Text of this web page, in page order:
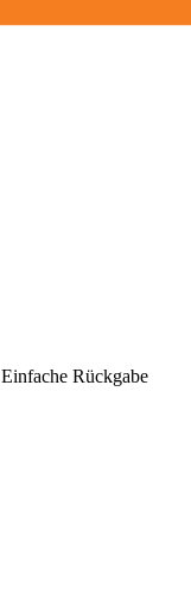
Einfache Rückgabe